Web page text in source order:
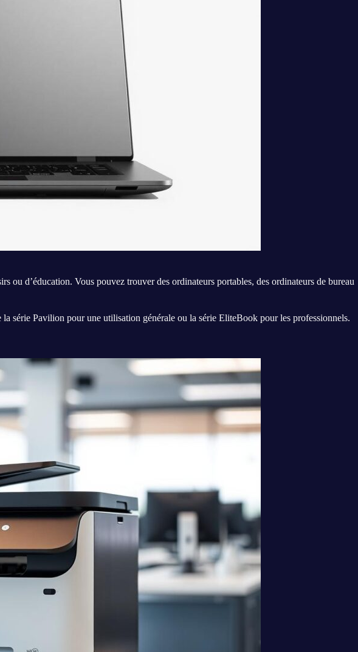
ou d’éducation. Vous pouvez trouver des ordinateurs portables, des ordinateurs de bureau
série Pavilion pour une utilisation générale ou la série EliteBook pour les professionnels.